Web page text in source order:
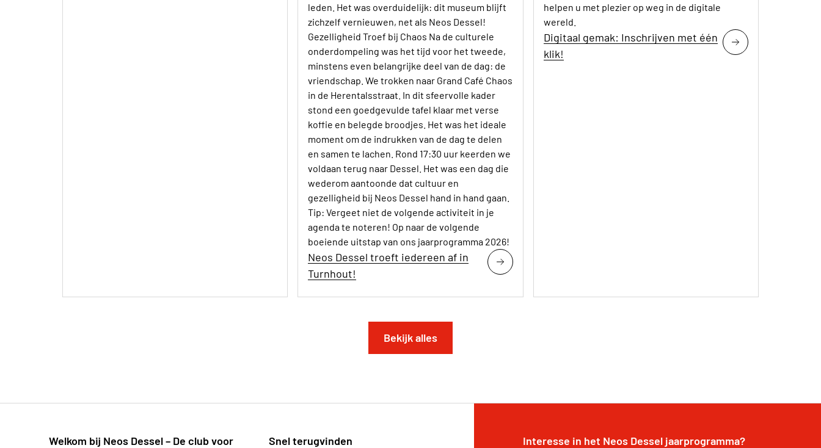
leden. Het was overduidelijk: dit museum blijft
zichzelf vernieuwen, net als Neos Dessel!
Gezelligheid Troef bij Chaos Na de culturele
onderdompeling was het tijd voor het tweede,
minstens even belangrijke deel van de dag: de
vriendschap. We trokken naar Grand Café Chaos
in de Herentalsstraat. In dit sfeervolle kader
stond een goedgevulde tafel klaar met verse
koffie en belegde broodjes. Het was het ideale
moment om de indrukken van de dag te delen
en samen te lachen. Rond 17:30 uur keerden we
voldaan terug naar Dessel. Het was een dag die
wederom aantoonde dat cultuur en
gezelligheid bij Neos Dessel hand in hand gaan.
Tip: Vergeet niet de volgende activiteit in je
agenda te noteren! Op naar de volgende
boeiende uitstap van ons jaarprogramma 2026!
Neos Dessel troeft iedereen af in
Turnhout!
helpen u met plezier op weg in de digitale
wereld.
Digitaal gemak: Inschrijven met één
klik!
Bekijk alles
Welkom bij Neos Dessel – De club voor
Snel terugvinden
Interesse in het Neos Dessel jaarprogramma?